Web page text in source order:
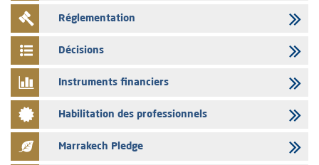
L’AMMC met sur son site internet les publications réalisées par les
émetteurs en date du 4 août 2026
Saham Bank – Mise à jour annuelle du dossier d’information relatif au
03/08/2026
L’AMMC met sur son site internet les publications réalisées par les
émetteurs en date du 3 août 2026
03/08/2026
Réglementation
Décisions
Instruments financiers
Habilitation des professionnels
Marrakech Pledge